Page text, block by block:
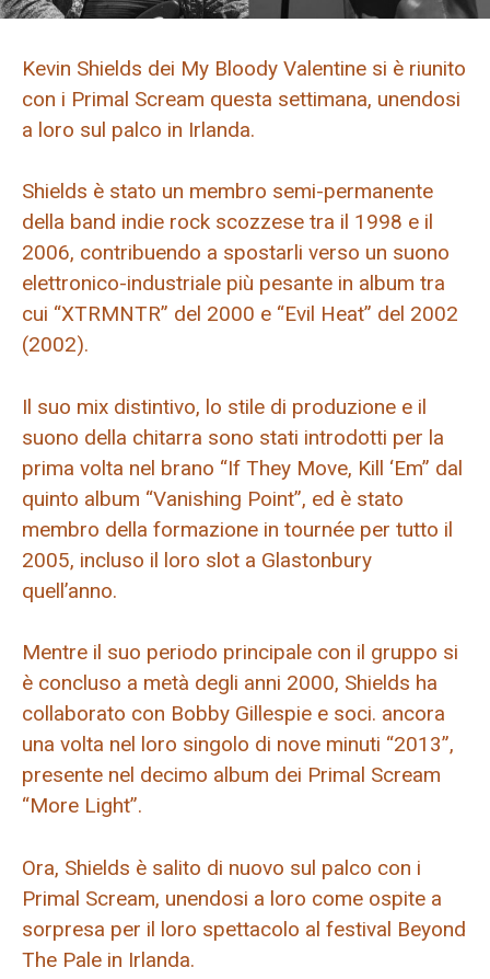
Kevin Shields dei My Bloody Valentine si è riunito
con i Primal Scream questa settimana, unendosi
a loro sul palco in Irlanda.
Shields è stato un membro semi-permanente
della band indie rock scozzese tra il 1998 e il
2006, contribuendo a spostarli verso un suono
elettronico-industriale più pesante in album tra
cui “XTRMNTR” del 2000 e “Evil Heat” del 2002
(2002).
Il suo mix distintivo, lo stile di produzione e il
suono della chitarra sono stati introdotti per la
prima volta nel brano “If They Move, Kill ‘Em” dal
quinto album “Vanishing Point”, ed è stato
membro della formazione in tournée per tutto il
2005, incluso il loro slot a Glastonbury
quell’anno.
Mentre il suo periodo principale con il gruppo si
è concluso a metà degli anni 2000, Shields ha
collaborato con Bobby Gillespie e soci. ancora
una volta nel loro singolo di nove minuti “2013”,
presente nel decimo album dei Primal Scream
“More Light”.
Ora, Shields è salito di nuovo sul palco con i
Primal Scream, unendosi a loro come ospite a
sorpresa per il loro spettacolo al festival Beyond
The Pale in Irlanda.